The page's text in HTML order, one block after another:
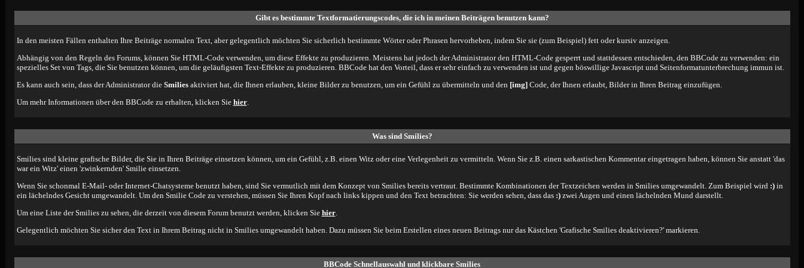
Gibt es bestimmte Textformatierungscodes, die ich in meinen Beiträgen benutzen kann?
In den meisten Fällen enthalten Ihre Beiträge normalen Text, aber gelegentlich möchten Sie sicherlich bestimmte Wörter oder Phrasen hervorheben, indem Sie sie (zum Beispiel) fett oder kursiv anzeigen.
Abhängig von den Regeln des Forums, können Sie HTML-Code verwenden, um diese Effekte zu produzieren. Meistens hat jedoch der Administrator den HTML-Code gesperrt und stattdessen entschieden, den BBCode zu verwenden: ein
spezielles Set von Tags, die Sie benutzen können, um die geläufigsten Text-Effekte zu produzieren. BBCode hat den Vorteil, dass er sehr einfach zu verwenden ist und gegen böswillige Javascript und Seitenformatunterbrechung immun ist.
Es kann auch sein, dass der Administrator die Smiliesaktiviert hat, die Ihnen erlauben, kleine Bilder zu benutzen, um ein Gefühl zu übermitteln und den [img]Code, der Ihnen erlaubt, Bilder in Ihren Beitrag einzufügen.
Um mehr Informationen über den BBCode zu erhalten, klicken Sie hier.
Was sind Smilies?
Smilies sind kleine grafische Bilder, die Sie in Ihren Beiträge einsetzen können, um ein Gefühl, z.B. einen Witz oder eine Verlegenheit zu vermitteln. Wenn Sie z.B. einen sarkastischen Kommentar eingetragen haben, können Sie anstatt 'das
war ein Witz' einen 'zwinkernden' Smilie einsetzen.
Wenn Sie schonmal E-Mail- oder Internet-Chatsysteme benutzt haben, sind Sie vermutlich mit dem Konzept von Smilies bereits vertraut. Bestimmte Kombinationen der Textzeichen werden in Smilies umgewandelt. Zum Beispiel wird :)in
ein lächelndes Gesicht umgewandelt. Um den Smilie Code zu verstehen, müssen Sie Ihren Kopf nach links kippen und den Text betrachten: Sie werden sehen, dass das :)zwei Augen und einen lächelnden Mund darstellt.
Um eine Liste der Smilies zu sehen, die derzeit von diesem Forum benutzt werden, klicken Sie hier.
Gelegentlich möchten Sie sicher den Text in Ihrem Beitrag nicht in Smilies umgewandelt haben. Dazu müssen Sie beim Erstellen eines neuen Beitrags nur das Kästchen 'Grafische Smilies deaktivieren?' markieren.
BBCode Schnellauswahl und klickbare Smilies